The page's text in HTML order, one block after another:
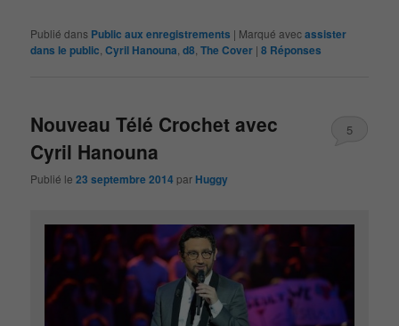
Publié dans Public aux enregistrements | Marqué avecassister
dans le public ,Cyril Hanouna ,d8 ,The Cover |8 Réponses
Nouveau Télé Crochet avec
Cyril Hanouna
Publié le23 septembre 2014 par Huggy
5